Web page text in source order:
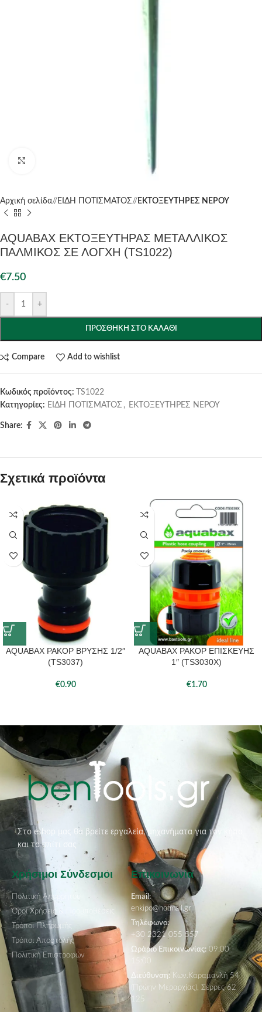
Αρχική σελίδα/ ΕΙΔΗ ΠΟΤΙΣΜΑΤΟΣ / ΕΚΤΟΞΕΥΤΗΡΕΣ ΝΕΡΟΥ
AQUABAX ΕΚΤΟΞΕΥΤΗΡΑΣ ΜΕΤΑΛΛΙΚΟΣ
ΠΑΛΜΙΚΟΣ ΣΕ ΛΟΓΧΗ (TS1022)
€7.50
- +
ΠΡΟΣΘΉΚΗ ΣΤΟ ΚΑΛΆΘΙ
Compare Add to wishlist
Κωδικός προϊόντος:
TS1022
Κατηγορίες: ΕΙΔΗ ΠΟΤΙΣΜΑΤΟΣ , ΕΚΤΟΞΕΥΤΗΡΕΣ ΝΕΡΟΥ
Share:
Σχετικά προϊόντα
AQUABAX ΡΑΚΟΡ ΒΡΥΣΗΣ 1/2″
(TS3037)
€0.90
AQUABAX ΡΑΚΟΡ ΕΠΙΣΚΕΥΗΣ
1″ (TS3030X)
€1.70
Στο eshop μας θα βρείτε εργαλεία, μηχανήματα για τον κήπο
και το σπίτι σας
Χρήσιμοι Σύνδεσμοι
Πολιτική Απορρήτου
Όροι Χρήσεις & Προϋποθέσεις
Τρόποι Πληρωμής
Τρόποι Αποστολής
Πολιτική Επιστροφών
Επικοινωνία
Email:
enkipo@hotmail.gr
Τηλέφωνο:
+30 2321 055 557
Ωράριο Επικοινωνίας: 09:00 -
15:00
Διεύθυνση: Κων.Καραμανλή 54
(Πρώην Μεραρχίας), Σέρρες 62
125